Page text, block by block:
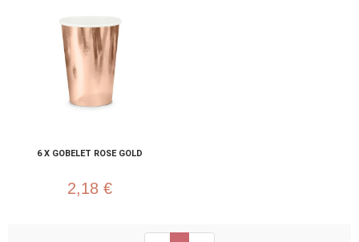
6 X GOBELET ROSE GOLD
2,18 €